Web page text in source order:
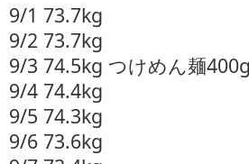
9/1 73.7kg
9/2 73.7kg
9/3 74.5kg つけめん麺
9/4 74.4kg
9/5 74.3kg
9/6 73.6kg